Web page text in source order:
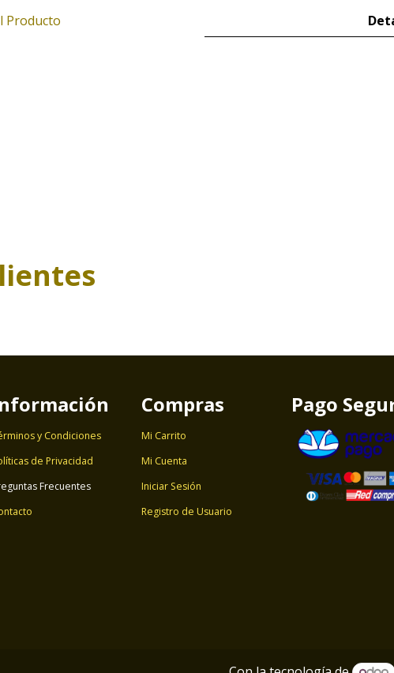
Producto
y Condiciones
de Privacidad
Frecuentes
Compras
Mi Carrito
Mi Cuenta
Iniciar Sesión
Registro de Usuario
Pago